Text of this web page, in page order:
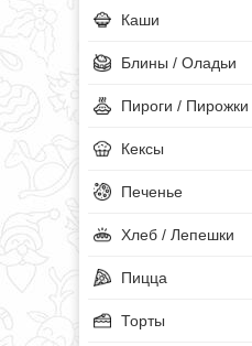
Каши
Блины / Оладьи
Пироги / Пирожки
Кексы
Печенье
Хлеб / Лепешки
Пицца
Торты